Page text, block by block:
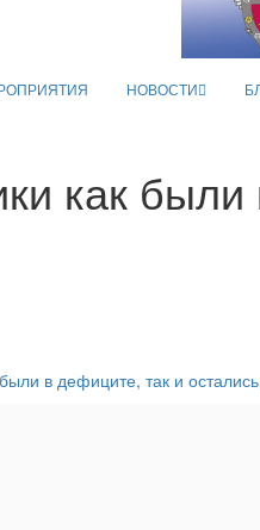
НОВОСТИ
как были
в дефиците, так и